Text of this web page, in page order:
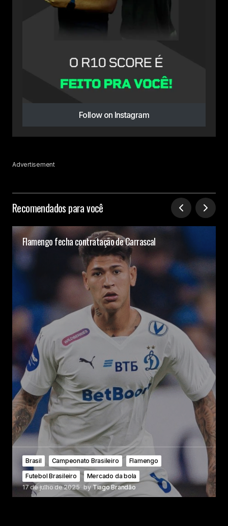
Follow on Instagram
Advertisement
Recomendados para você
Flamengo fecha contratação de Carrascal
Brasil Campeonato Brasileiro
Flamengo
Futebol Brasileiro
Mercado da bola
17 de julho de 2025 byTiago Brandão